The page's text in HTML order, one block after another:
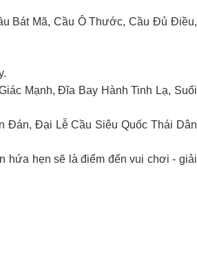
Bát Mã, Cầu Ô Thước, Cầu Đủ Điều,
Mạnh, Đĩa Bay Hành Tinh Lạ, Suối
Đán, Đại Lễ Cầu Siêu Quốc Thái Dân
hứa hẹn sẽ là điểm đến vui chơi - giải